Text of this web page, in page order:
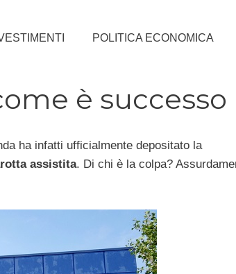
POLITICA ECONOMICA
è successo
ha infatti ufficialmente depositato la
assistita. Di chi è la colpa?